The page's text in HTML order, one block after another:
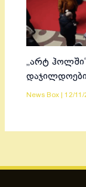
„არტ
News Box |12/11/